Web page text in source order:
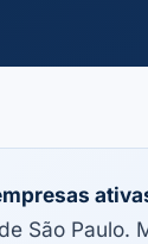
São Paulo.